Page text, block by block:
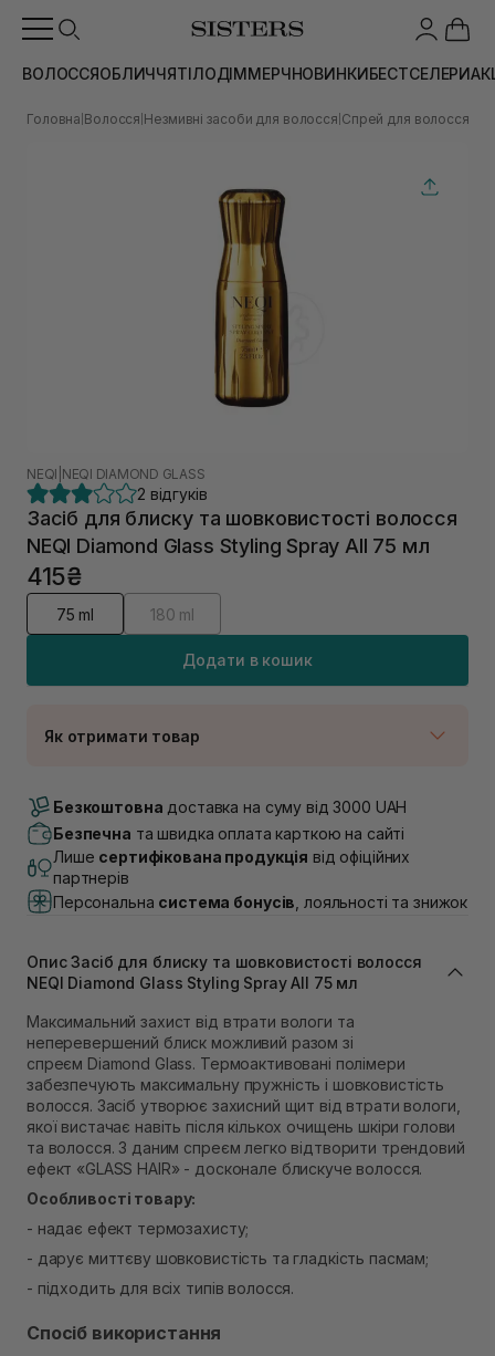
ВОЛОССЯОБЛИЧЧЯТІЛОДІММЕРЧНОВИНКИБЕСТСЕЛЕРИ
Головна Волосся Незмивні засоби для волосся Спрей для волосся
NEQI NEQI DIAMOND GLASS
2 відгуків
Засіб для блиску та шовковистості волосся
NEQI Diamond Glass Styling Spray All 75 мл
415₴
75 ml 180 ml
Додати в кошик
Як отримати товар
В наявності
Самовивіз м. Луцьк, вул. Винниченка 4
В наявності
Самовивіз м. Львів, вул. Академіка Підстригача, 1В
(Duck’s Lake)
Немає в наявності!
В наявності
Самовивіз м. Львів, вул. Степана Бандери 45
Самовивіз м. Рівне, вул. 16-го Липня, 15
В наявності
Самовивіз м. Рівне, вул. Кулика і Гудачека 23 (ТЦ
Екватор)
В наявності
Безкоштовна доставка на суму від 3000 UAH
Безпечна та швидка оплата карткою на сайті
Лише сертифікована продукція від офіційних
партнерів
Персональна система бонусів , лояльності та знижок
Опис Засіб для блиску та шовковистості волосся
NEQI Diamond Glass Styling Spray All 75 мл
Максимальний захист від втрати вологи та
неперевершений блиск можливий разом зі
спреєм Diamond Glass. Термоактивовані полімери
забезпечують максимальну пружність і шовковистість
волосся. Засіб утворює захисний щит від втрати вологи,
якої вистачає навіть після кількох очищень шкіри голови
та волосся. З даним спреєм легко відтворити трендовий
ефект «GLASS HAIR» - досконале блискуче волосся.
Особливості товару:
- надає ефект термозахисту;
- дарує миттєву шовковистість та гладкість пасмам;
- підходить для всіх типів волосся.
Спосіб використання